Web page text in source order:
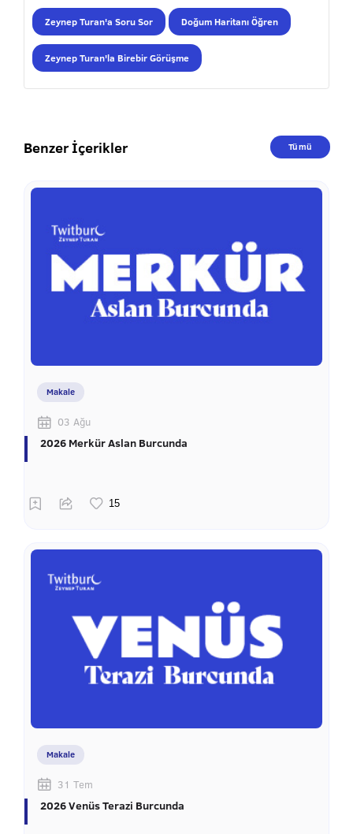
Zeynep Turan'a Soru Sor Doğum Haritanı Öğren
Zeynep Turan'la Birebir Görüşme
Benzer İçerikler Tümü
Makale
03 Ağu
2026 Merkür Aslan Burcunda
Makale
31 Tem
2026 Venüs Terazi Burcunda